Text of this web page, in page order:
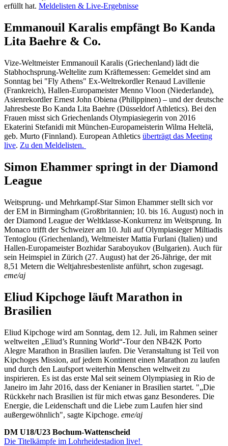
erfüllt hat. Meldelisten & Live-Ergebnisse
Emmanouil Karalis empfängt Bo Kanda
Lita Baehre & Co.
Vize-Weltmeister Emmanouil Karalis (Griechenland) lädt die
Stabhochsprung-Weltelite zum Kräftemessen: Gemeldet sind am
Sonntag bei "Fly Athens" Ex-Weltrekordler Renaud Lavillenie
(Frankreich), Hallen-Europameister Menno Vloon (Niederlande),
Asienrekordler Ernest John Obiena (Philippinen) – und der deutsche
Jahresbeste Bo Kanda Lita Baehre (Düsseldorf Athletics). Bei den
Frauen misst sich Griechenlands Olympiasiegerin von 2016
Ekaterini Stefanidi mit München-Europameisterin Wilma Heltelä,
geb. Murto (Finnland). European Athletics überträgt das Meeting
live. Zu den Meldelisten.
Simon Ehammer springt in der Diamond
League
Weitsprung- und Mehrkampf-Star Simon Ehammer stellt sich vor
der EM in Birmingham (Großbritannien; 10. bis 16. August) noch in
der Diamond League der Weltklasse-Konkurrenz im Weitsprung. In
Monaco trifft der Schweizer am 10. Juli auf Olympiasieger Miltiadis
Tentoglou (Griechenland), Weltmeister Mattia Furlani (Italien) und
Hallen-Europameister Bozhidar Saraboyukov (Bulgarien). Auch für
sein Heimspiel in Zürich (27. August) hat der 26-Jährige, der mit
8,51 Metern die Weltjahresbestenliste anführt, schon zugesagt.
eme/aj
Eliud Kipchoge läuft Marathon in
Brasilien
Eliud Kipchoge wird am Sonntag, dem 12. Juli, im Rahmen seiner
weltweiten „Eliud’s Running World“-Tour den NB42K Porto
Alegre Marathon in Brasilien laufen. Die Veranstaltung ist Teil von
Kipchoges Mission, auf jedem Kontinent einen Marathon zu laufen
und durch den Laufsport weiterhin Menschen weltweit zu
inspirieren. Es ist das erste Mal seit seinem Olympiasieg in Rio de
Janeiro im Jahr 2016, dass der Kenianer in Brasilien startet. "„Die
Rückkehr nach Brasilien ist für mich etwas ganz Besonderes. Die
Energie, die Leidenschaft und die Liebe zum Laufen hier sind
außergewöhnlich", sagte Kipchoge. eme/aj
DM U18/U23 Bochum-Wattenscheid
Die Titelkämpfe im Lohrheidestadion live!